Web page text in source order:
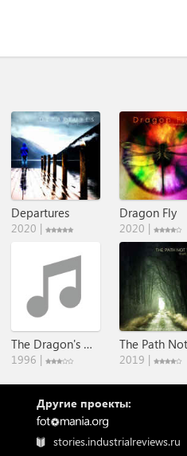
Departures
2020 |
Dragon Fly
2020 |
The Dragon's Dream
1996 | 2019 |
Другие проекты:
stories.industrialreviews.ru